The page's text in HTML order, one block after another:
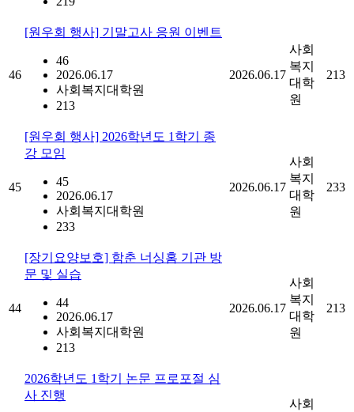
46
[원우회 행사] 기말고사 응원 이벤트
46
2026.06.17
사회복지대학원
213
2026.06.17
사회
복지
대학
원
213
45
[원우회 행사] 2026학년도 1학기 종
강 모임
45
2026.06.17
사회복지대학원
233
2026.06.17
사회
복지
대학
원
233
44
[장기요양보호] 함춘 너싱홈 기관 방
문 및 실습
44
2026.06.17
사회복지대학원
213
2026.06.17
사회
복지
대학
원
213
2026학년도 1학기 논문 프로포절 심
사 진행
사회